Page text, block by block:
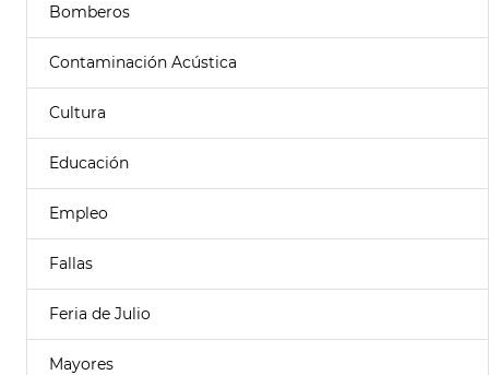
Bomberos
Contaminación Acústica
Cultura
Educación
Empleo
Fallas
Feria de Julio
Mayores